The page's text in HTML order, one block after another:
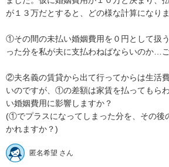
が１３万だとすると、どの様な計算になり
①その間の未払い婚姻費用を０円として扱
った分を私が夫に支払わねばならいのか…ご
②夫名義の賃貸から出て行ってからは生活
いのですが、①の差額は家賃を払ってもら
い婚姻費用に影響しますか？
(①でプラスになってしまった分を、その後
かれますか？)
匿名希望 さん